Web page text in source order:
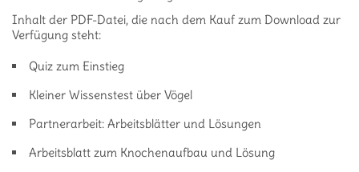
Inhalt der PDF-Datei, die nach dem Kauf zum Download zur
Verfügung steht:
Quiz zum Einstieg
Kleiner Wissenstest über Vögel
Partnerarbeit: Arbeitsblätter und Lösungen
Arbeitsblatt zum Knochenaufbau und Lösung